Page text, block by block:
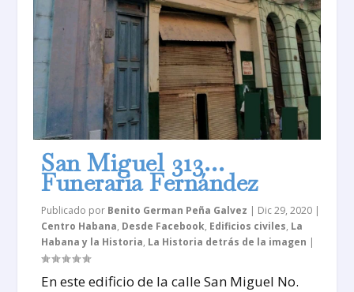
San Miguel 313…
Funeraria Fernández
Publicado por Benito German Peña Galvez | Dic 29, 2020 |
Centro Habana, Desde Facebook, Edificios civiles, La
Habana y la Historia, La Historia detrás de la imagen |
En este edificio de la calle San Miguel No.